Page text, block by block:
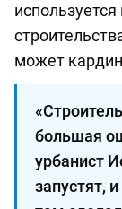
может
большая
урбанист
запустят,